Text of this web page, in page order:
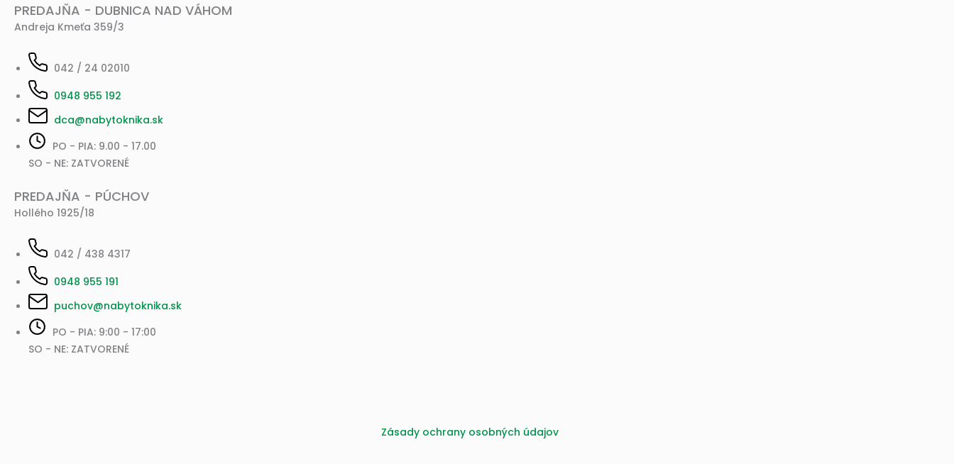
PREDAJŇA - DUBNICA NAD VÁHOM
Andreja Kmeťa 359/3
042 / 24 02010
0948 955 192
dca@nabytoknika.sk
PO - PIA: 9.00 - 17.00
SO - NE: ZATVORENÉ
PREDAJŇA - PÚCHOV
Hollého 1925/18
042 / 438 4317
0948 955 191
puchov@nabytoknika.sk
PO - PIA: 9:00 - 17:00
SO - NE: ZATVORENÉ
Zásady ochrany osobných údajov